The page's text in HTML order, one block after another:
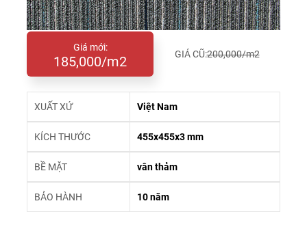
Giá mới:
185,000/m2 GIÁ CŨ:200,000/m2
XUẤT XỨ Việt Nam
KÍCH THƯỚC 455x455x3 mm
BỀ MẶT vân thảm
BẢO HÀNH 10 năm